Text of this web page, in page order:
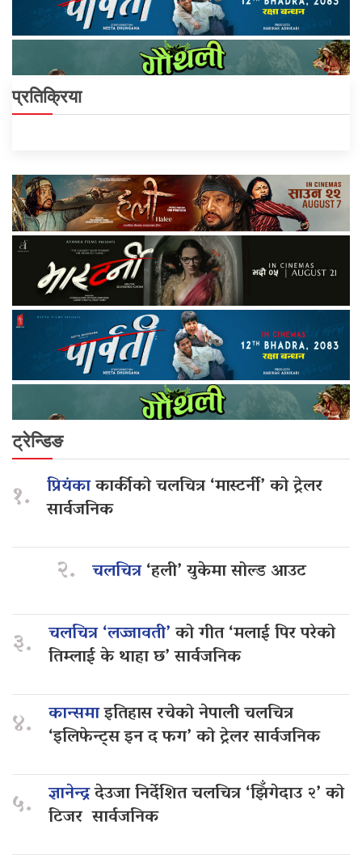
प्रतिक्रिया
ट्रेन्डिङ
१. प्रियंकाकार्कीको चलचित्र ‘मास्टर्नी’ को ट्रेलर
सार्वजनिक
२. चलचित्र‘हली’ युकेमा सोल्ड आउट
३. चलचित्र ‘लज्जावती’को गीत ‘मलाई पिर परेको
तिम्लाई के थाहा छ’ सार्वजनिक
४. कान्समाइतिहास रचेको नेपाली चलचित्र
‘इलिफेन्ट्स इन द फग’ को ट्रेलर सार्वजनिक
५. ज्ञानेन्द्रदेउजा निर्देशित चलचित्र ‘झिँगेदाउ २’ को
टिजर सार्वजनिक